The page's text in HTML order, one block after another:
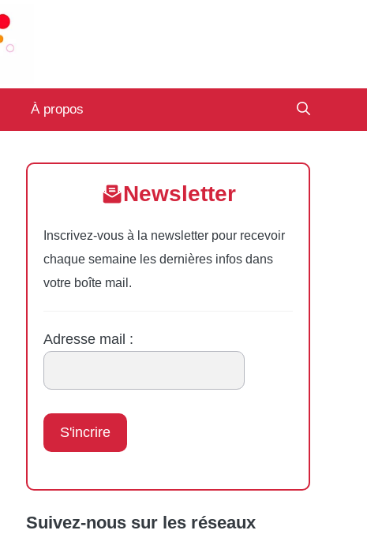
À propos
Newsletter
Inscrivez-vous à la newsletter pour recevoir
chaque semaine les dernières infos dans
votre boîte mail.
Adresse mail :
Suivez-nous sur les réseaux